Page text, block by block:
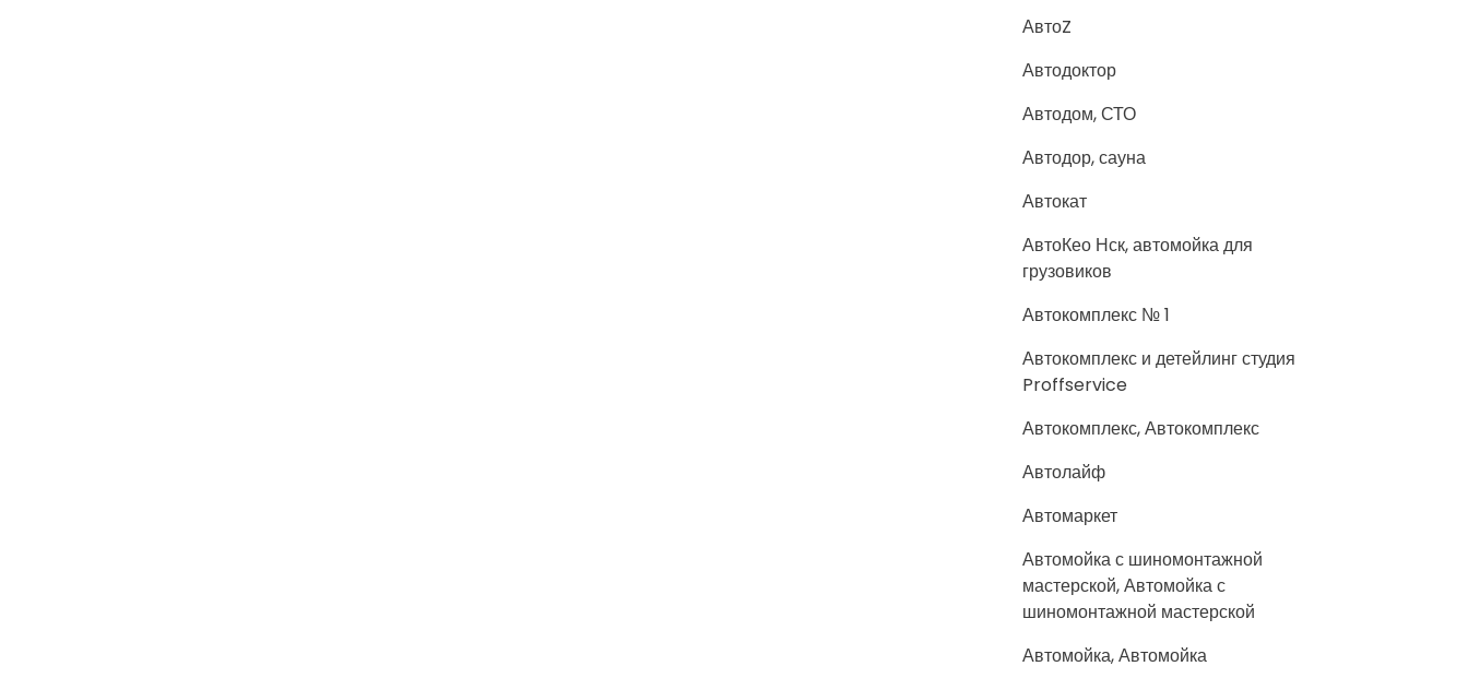
АвтоZ
Автодоктор
Автодом, СТО
Автодор, сауна
Автокат
АвтоКео Нск, автомойка для
грузовиков
Автокомплекс № 1
Автокомплекс и детейлинг студия
Proffservice
Автокомплекс, Автокомплекс
Автолайф
Автомаркет
Автомойка с шиномонтажной
мастерской, Автомойка с
шиномонтажной мастерской
Автомойка, Автомойка